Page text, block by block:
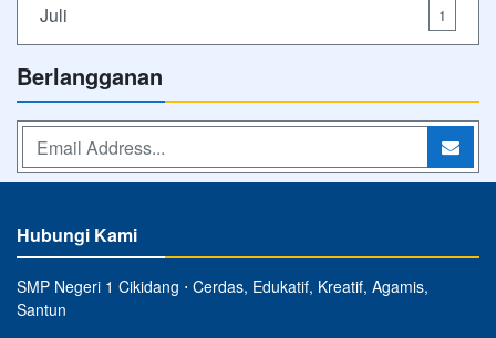
Juli 1
Berlangganan
Hubungi Kami
SMP Negeri 1 Cikidang ⋅ Cerdas, Edukatif, Kreatif, Agamis,
Santun